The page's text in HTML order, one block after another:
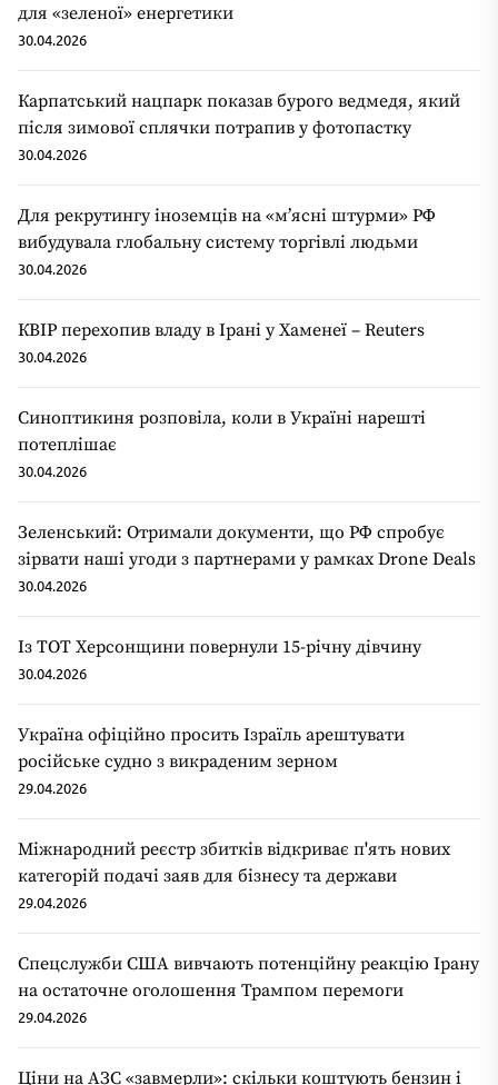
для «зеленої» енергетики
30.04.2026
Карпатський нацпарк показав бурого ведмедя, який
після зимової сплячки потрапив у фотопастку
30.04.2026
Для рекрутингу іноземців на «мʼясні штурми» РФ
вибудувала глобальну систему торгівлі людьми
30.04.2026
КВІР перехопив владу в Ірані у Хаменеї – Reuters
30.04.2026
Синоптикиня розповіла, коли в Україні нарешті
потеплішає
30.04.2026
Зеленський: Отримали документи, що РФ спробує
зірвати наші угоди з партнерами у рамках Drone Deals
30.04.2026
Із ТОТ Херсонщини повернули 15-річну дівчину
30.04.2026
Україна офіційно просить Ізраїль арештувати
російське судно з викраденим зерном
29.04.2026
Міжнародний реєстр збитків відкриває п'ять нових
категорій подачі заяв для бізнесу та держави
29.04.2026
Спецслужби США вивчають потенційну реакцію Ірану
на остаточне оголошення Трампом перемоги
29.04.2026
Ціни на АЗС «завмерли»: скільки коштують бензин і